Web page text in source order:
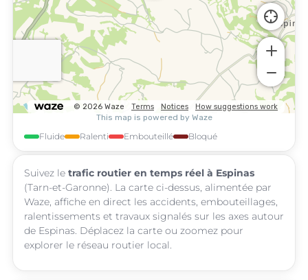
Fluide Ralenti Embouteillé Bloqué
Suivez le trafic routier en temps réel à Espinas
(Tarn-et-Garonne). La carte ci-dessus, alimentée par
Waze, affiche en direct les accidents, embouteillages,
ralentissements et travaux signalés sur les axes autour
de Espinas. Déplacez la carte ou zoomez pour
explorer le réseau routier local.